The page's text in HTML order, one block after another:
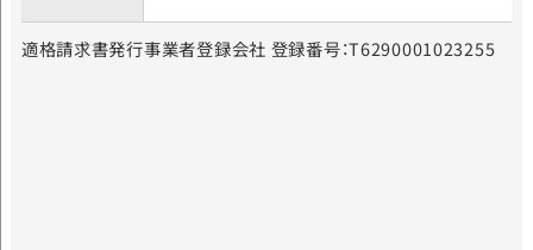
適格請求書発行事業者登録会社 登録番号：T6290001023255